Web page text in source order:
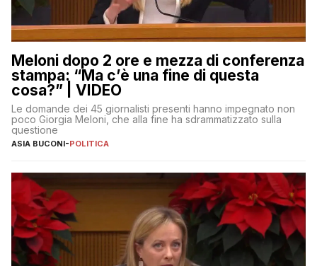
Meloni dopo 2 ore e mezza di conferenza
stampa: “Ma c’è una fine di questa
cosa?” | VIDEO
Le domande dei 45 giornalisti presenti hanno impegnato non
poco Giorgia Meloni, che alla fine ha sdrammatizzato sulla
questione
ASIA BUCONI-POLITICA